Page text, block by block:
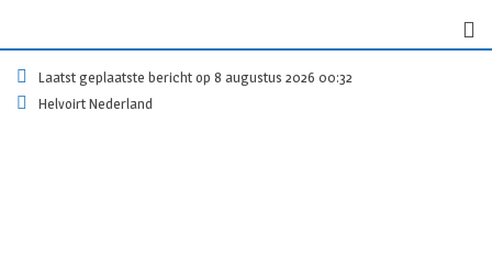
Laatst geplaatste bericht op 8 augustus 2026 00:32
Helvoirt Nederland